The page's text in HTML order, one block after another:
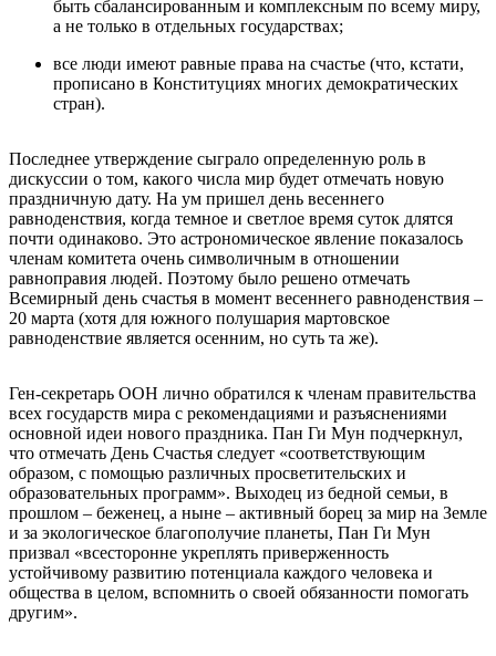
быть сбалансированным и комплексным по всему миру,
а не только в отдельных государствах;
все люди имеют равные права на счастье (что, кстати,
прописано в Конституциях многих демократических
стран).
Последнее утверждение сыграло определенную роль в
дискуссии о том, какого числа мир будет отмечать новую
праздничную дату. На ум пришел день весеннего
равноденствия, когда темное и светлое время суток длятся
почти одинаково. Это астрономическое явление показалось
членам комитета очень символичным в отношении
равноправия людей. Поэтому было решено отмечать
Всемирный день счастья в момент весеннего равноденствия –
20 марта (хотя для южного полушария мартовское
равноденствие является осенним, но суть та же).
Ген-секретарь ООН лично обратился к членам правительства
всех государств мира с рекомендациями и разъяснениями
основной идеи нового праздника. Пан Ги Мун подчеркнул,
что отмечать День Счастья следует «соответствующим
образом, с помощью различных просветительских и
образовательных программ». Выходец из бедной семьи, в
прошлом – беженец, а ныне – активный борец за мир на Земле
и за экологическое благополучие планеты, Пан Ги Мун
призвал «всесторонне укреплять приверженность
устойчивому развитию потенциала каждого человека и
общества в целом, вспомнить о своей обязанности помогать
другим».